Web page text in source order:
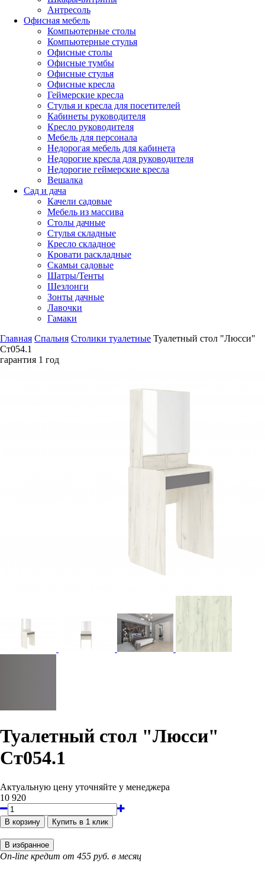
Антресоль
Офисная мебель
Компьютерные столы
Компьютерные стулья
Офисные столы
Офисные тумбы
Офисные стулья
Офисные кресла
Геймерские кресла
Стулья и кресла для посетителей
Кабинеты руководителя
Кресло руководителя
Мебель для персонала
Недорогая мебель для кабинета
Недорогие кресла для руководителя
Недорогие геймерские кресла
Вешалка
Сад и дача
Качели садовые
Мебель из массива
Столы дачные
Стулья складные
Кресло складное
Кровати раскладные
Скамьи садовые
Шатры/Тенты
Шезлонги
Зонты дачные
Лавочки
Гамаки
Главная Спальня Столики туалетные Туалетный стол "Люсси"
Ст054.1
гарантия 1 год
Туалетный стол "Люсси"
Ст054.1
Актуальную цену уточняйте у менеджера
10 920
On-line кредит от 455 руб. в месяц